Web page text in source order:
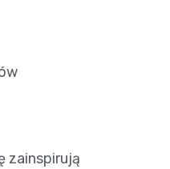
zainspirują